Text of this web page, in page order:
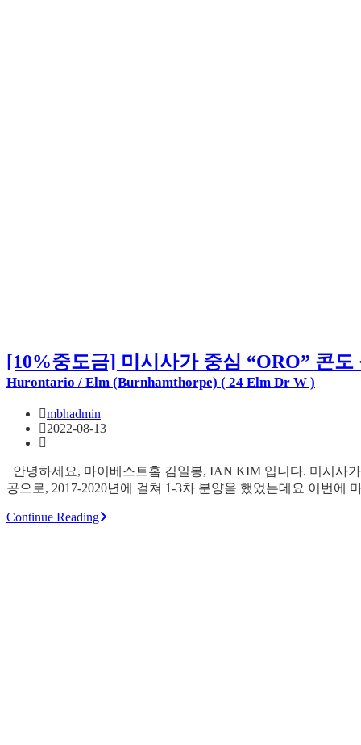
[10%중도금] 미시사가 중심 “ORO” 콘
Hurontario / Elm (Burnhamthorpe) ( 24 Elm Dr W )
mbhadmin
2022-08-13
안녕하세요, 마이베스트홈 김일봉, IAN KIM 입니다. 미시사가
공으로, 2017-2020년에 걸쳐 1-3차 분양을 했었는데요 이번에
Continue Reading